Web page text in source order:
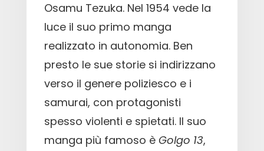
Osamu Tezuka. Nel 1954 vede la
luce il suo primo manga
realizzato in autonomia. Ben
presto le sue storie si indirizzano
verso il genere poliziesco e i
samurai, con protagonisti
spesso violenti e spietati. Il suo
manga più famoso è Golgo 13,